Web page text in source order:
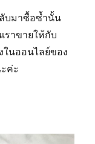
บมาซื้อซ้ำนั้น
ราขายให้กับ
นออนไลย์ของ
ค่ะ